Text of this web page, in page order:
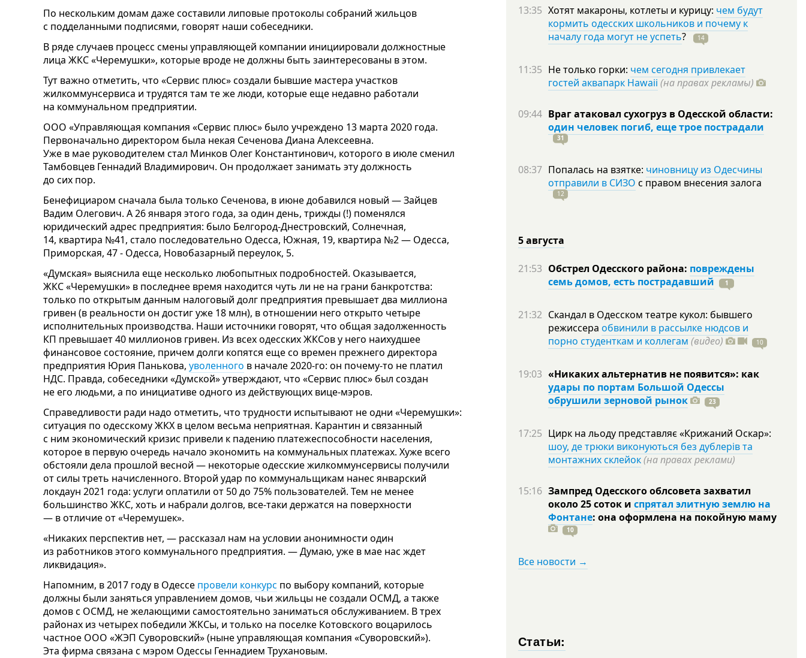
По нескольким домам даже составили липовые протоколы собраний жильцов
с подделанными подписями, говорят наши собеседники.
В ряде случаев процесс смены управляющей компании инициировали должностные
лица ЖКС «Черемушки», которые вроде не должны быть заинтересованы в этом.
Тут важно отметить, что «Сервис плюс» создали бывшие мастера участков
жилкоммунсервиса и трудятся там те же люди, которые еще недавно работали
на коммунальном предприятии.
ООО «Управляющая компания «Сервис плюс» было учреждено 13 марта 2020 года.
Первоначально директором была некая Сеченова Диана Алексеевна.
Уже в мае руководителем стал Минков Олег Константинович, которого в июле сменил
Тамбовцев Геннадий Владимирович. Он продолжает занимать эту должность
до сих пор.
Бенефициаром сначала была только Сеченова, в июне добавился новый — Зайцев
Вадим Олегович. А 26 января этого года, за один день, трижды (!) поменялся
юридический адрес предприятия: было Белгород-Днестровский, Солнечная,
14, квартира №41, стало последовательно Одесса, Южная, 19, квартира №2 — Одесса,
Приморская, 47 - Одесса, Новобазарный переулок, 5.
«Думская» выяснила еще несколько любопытных подробностей. Оказывается,
ЖКС «Черемушки» в последнее время находится чуть ли не на грани банкротства:
только по открытым данным налоговый долг предприятия превышает два миллиона
гривен (в реальности он достиг уже 18 млн), в отношении него открыто четыре
исполнительных производства. Наши источники говорят, что общая задолженность
КП превышает 40 миллионов гривен. Из всех одесских ЖКСов у него наихудшее
финансовое состояние, причем долги копятся еще со времен прежнего директора
предприятия Юрия Панькова, уволенного в начале 2020-го: он почему-то не платил
НДС. Правда, собеседники «Думской» утверждают, что «Сервис плюс» был создан
не его людьми, а по инициативе одного из действующих вице-мэров.
Справедливости ради надо отметить, что трудности испытывают не одни «Черемушки»:
ситуация по одесскому ЖКХ в целом весьма неприятная. Карантин и связанный
с ним экономический кризис привели к падению платежеспособности населения,
которое в первую очередь начало экономить на коммунальных платежах. Хуже всего
обстояли дела прошлой весной — некоторые одесские жилкоммунсервисы получили
от силы треть начисленного. Второй удар по коммунальщикам нанес январский
локдаун 2021 года: услуги оплатили от 50 до 75% пользователей. Тем не менее
большинство ЖКС, хоть и набрали долгов, все-таки держатся на поверхности
— в отличие от «Черемушек».
«Никаких перспектив нет, — рассказал нам на условии анонимности один
из работников этого коммунального предприятия. — Думаю, уже в мае нас ждет
ликвидация».
Напомним, в 2017 году в Одессе провели конкурс по выбору компаний, которые
должны были заняться управлением домов, чьи жильцы не создали ОСМД, а также
домов с ОСМД, не желающими самостоятельно заниматься обслуживанием. В трех
районах из четырех победили ЖКСы, и только на поселке Котовского воцарилось
частное ООО «ЖЭП Суворовский» (ныне управляющая компания «Суворовский»).
Эта фирма связана с мэром Одессы Геннадием Трухановым.
13:35 Хотят макароны, котлеты и курицу: чем будут
кормить одесских школьников и почему к
началу года могут не успеть? 14
11:35 Не только горки: чем сегодня привлекает
гостей аквапарк Hawaii (на правах рекламы)
09:44 Враг атаковал сухогруз в Одесской области:
один человек погиб, еще трое пострадали
31
08:37 Попалась на взятке: чиновницу из Одесчины
отправили в СИЗО с правом внесения залога
12
5 августа
21:53 Обстрел Одесского района: повреждены
семь домов, есть пострадавший
1
21:32 Скандал в Одесском театре кукол: бывшего
режиссера обвинили в рассылке нюдсов и
порно студенткам и коллегам (видео) 10
19:03 «Никаких альтернатив не появится»: как
удары по портам Большой Одессы
обрушили зерновой рынок
23
17:25 Цирк на льоду представляє «Крижаний Оскар»:
шоу, де трюки виконуються без дублерів та
монтажних склейок(на правах реклами)
15:16 Зампред Одесского облсовета захватил
около 25 соток и спрятал элитную землю на
Фонтане: она оформлена на покойную маму
10
Все новости →
Статьи: